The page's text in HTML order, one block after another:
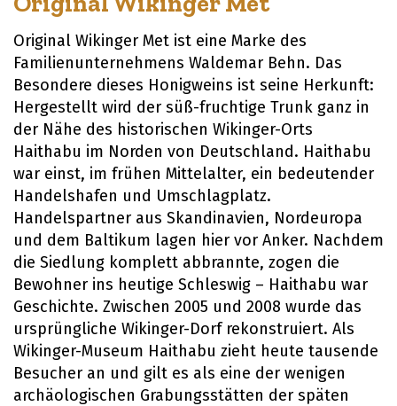
Original Wikinger Met ist eine Marke des
Familienunternehmens Waldemar Behn. Das
Besondere dieses Honigweins ist seine Herkunft:
Hergestellt wird der süß-fruchtige Trunk ganz in
der Nähe des historischen Wikinger-Orts
Haithabu im Norden von Deutschland. Haithabu
war einst, im frühen Mittelalter, ein bedeutender
Handelshafen und Umschlagplatz.
Handelspartner aus Skandinavien, Nordeuropa
und dem Baltikum lagen hier vor Anker. Nachdem
die Siedlung komplett abbrannte, zogen die
Bewohner ins heutige Schleswig – Haithabu war
Geschichte. Zwischen 2005 und 2008 wurde das
ursprüngliche Wikinger-Dorf rekonstruiert. Als
Wikinger-Museum Haithabu zieht heute tausende
Besucher an und gilt es als eine der wenigen
archäologischen Grabungsstätten der späten